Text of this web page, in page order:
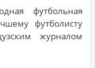
футбольная
футболисту
журналом